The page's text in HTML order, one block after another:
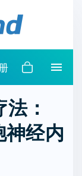
：
神经内